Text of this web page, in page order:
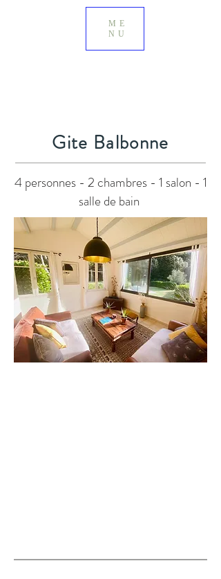
ME
NU
Gite Balbonne
4 personnes - 2 chambres - 1 salon - 1
salle de bain